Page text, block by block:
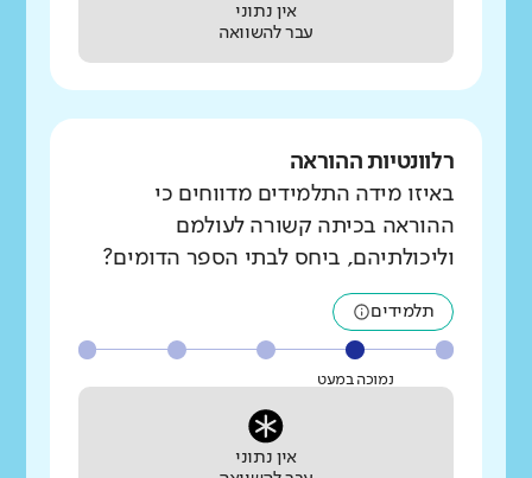
אין נתוני
עבר להשוואה
רלוונטיות ההוראה
באיזו מידה התלמידים מדווחים כי
ההוראה בכיתה קשורה לעולמם
וליכולתיהם, ביחס לבתי הספר הדומים?
תלמידים
נמוכה במעט
אין נתוני